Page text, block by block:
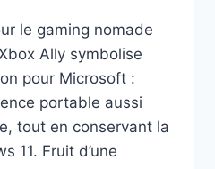
le gaming nomade
Ally symbolise
pour Microsoft :
portable aussi
tout en conservant la
11. Fruit d’une